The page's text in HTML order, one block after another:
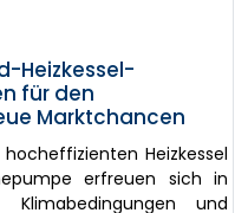
Heizkessel-
für den
Marktchancen
Heizkessel
erfreuen sich in
und